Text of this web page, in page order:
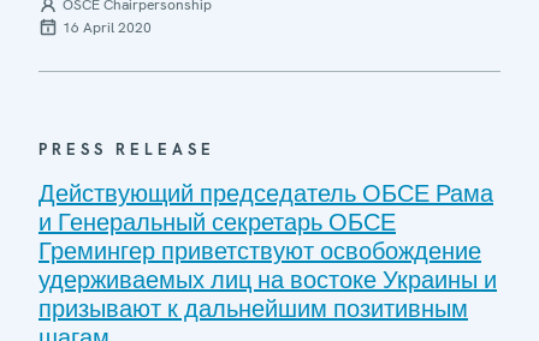
OSCE Chairpersonship
16 April 2020
PRESS RELEASE
Действующий председатель ОБСЕ Рама
и Генеральный секретарь ОБСЕ
Гремингер приветствуют освобождение
удерживаемых лиц на востоке Украины и
призывают к дальнейшим позитивным